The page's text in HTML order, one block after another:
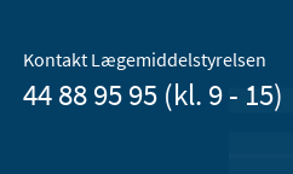
Kontakt Lægemiddelstyrelsen
44 88 95 95 (kl. 9 - 15)